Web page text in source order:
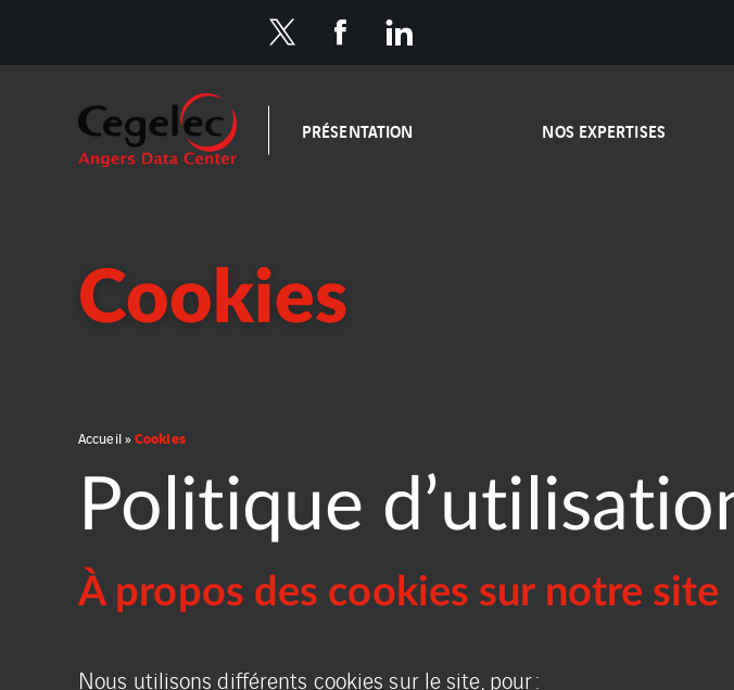
PRÉSENTATION NOS EXPERTISES
Cookies
Accueil»Cookies
Politique
À propos des cookies sur notre site
Nous utilisons différents cookies sur le site, pour :